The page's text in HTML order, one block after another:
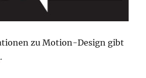
zu Motion-Design gibt
.